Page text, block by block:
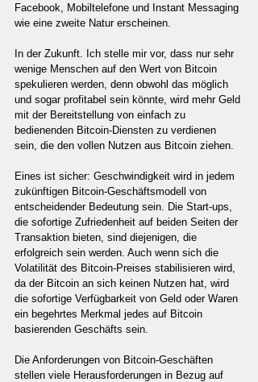
Facebook, Mobiltelefone und Instant Messaging
wie eine zweite Natur erscheinen.
In der Zukunft. Ich stelle mir vor, dass nur sehr
wenige Menschen auf den Wert von Bitcoin
spekulieren werden, denn obwohl das möglich
und sogar profitabel sein könnte, wird mehr Geld
mit der Bereitstellung von einfach zu
bedienenden Bitcoin-Diensten zu verdienen
sein, die den vollen Nutzen aus Bitcoin ziehen.
Eines ist sicher: Geschwindigkeit wird in jedem
zukünftigen Bitcoin-Geschäftsmodell von
entscheidender Bedeutung sein. Die Start-ups,
die sofortige Zufriedenheit auf beiden Seiten der
Transaktion bieten, sind diejenigen, die
erfolgreich sein werden. Auch wenn sich die
Volatilität des Bitcoin-Preises stabilisieren wird,
da der Bitcoin an sich keinen Nutzen hat, wird
die sofortige Verfügbarkeit von Geld oder Waren
ein begehrtes Merkmal jedes auf Bitcoin
basierenden Geschäfts sein.
Die Anforderungen von Bitcoin-Geschäften
stellen viele Herausforderungen in Bezug auf